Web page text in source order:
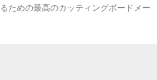
ための最高のカッティングボードメー